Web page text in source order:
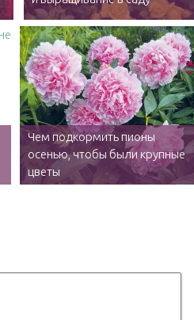
Чем подкормить пионы
осенью, чтобы были крупные
цветы